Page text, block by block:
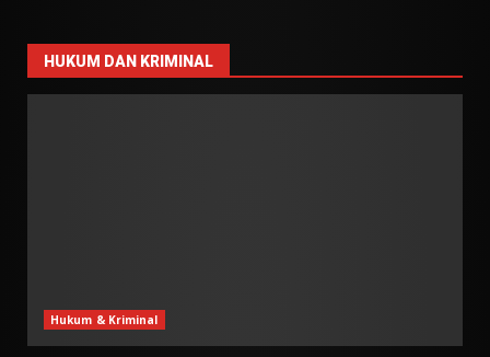
HUKUM DAN KRIMINAL
Hukum & Kriminal